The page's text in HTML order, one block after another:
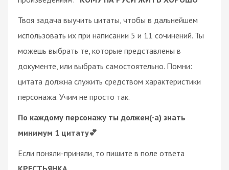
Твоя задача выучить цитаты, чтобы в дальнейшем
использовать их при написании 5 и 11 сочинений. Ты
можешь выбрать те, которые представлены в
документе, или выбрать самостоятельно. Помни:
цитата должна служить средством характеристики
персонажа. Учим не просто так.
По каждому персонажу ты должен(-а) знать
минимум 1 цитату💕
Если поняли-приняли, то пишите в поле ответа